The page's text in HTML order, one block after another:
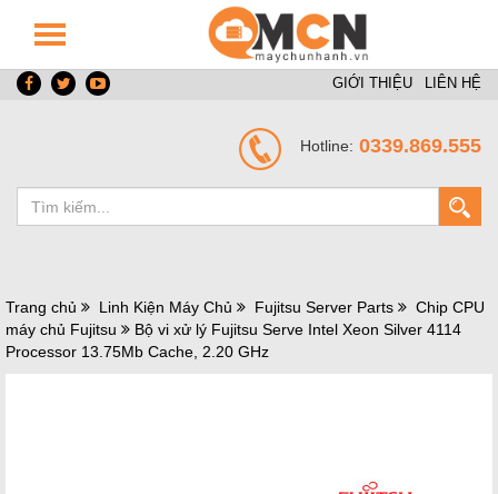
GIỚI THIỆU LIÊN HỆ
Hotline: 0339.869.555
Trang chủ Linh Kiện Máy Chủ Fujitsu Server Parts
Chip CPU
máy chủ Fujitsu
Bộ vi xử lý Fujitsu Serve Intel Xeon Silver 4114
Processor 13.75Mb Cache, 2.20 GHz